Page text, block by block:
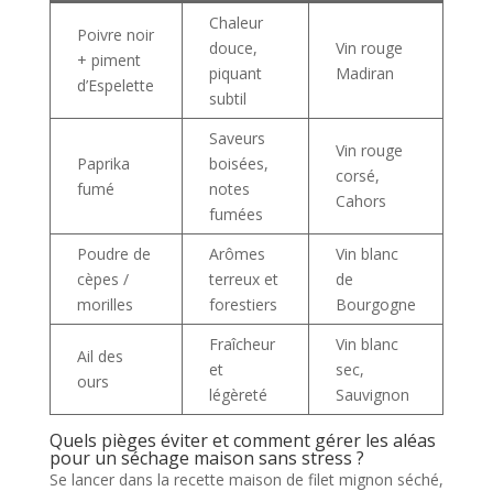
Poivre noir
+ piment
d’Espelette
Chaleur
douce,
piquant
subtil
Vin rouge
Madiran
Paprika
fumé
Saveurs
boisées,
notes
fumées
Vin rouge
corsé,
Cahors
Poudre de
cèpes /
morilles
Arômes
terreux et
forestiers
Vin blanc
de
Bourgogne
Ail des
ours
Fraîcheur
et
légèreté
Vin blanc
sec,
Sauvignon
Quels pièges éviter et comment gérer les aléas
pour un séchage maison sans stress ?
Se lancer dans la recette maison de filet mignon séché,